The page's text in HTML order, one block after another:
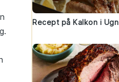
Recept på Kalkon i Ugn